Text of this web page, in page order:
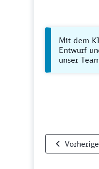
Mit dem
Entwurf
unser